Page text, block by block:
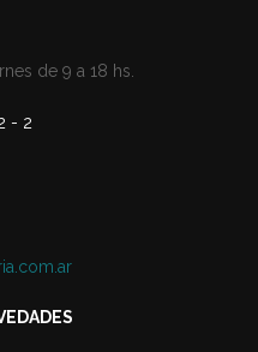
de 9 a 18 hs.
- 2